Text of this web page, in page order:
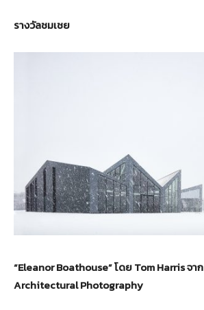
รางวัลชมเชย
“Eleanor Boathouse”โดยTom Harrisจาก
Architectural Photography